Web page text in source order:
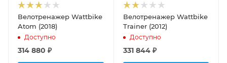
Велотренажер Wattbike
Atom (2018)
Доступно
314 880 ₽
Велотренажер Wattbike
Trainer (2012)
Доступно
331 844₽